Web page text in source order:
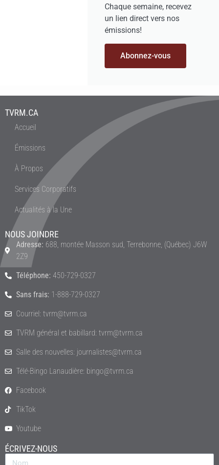
Chaque semaine, recevez
un lien direct vers nos
émissions!
Abonnez-vous
TVRM.CA
Accueil
Émissions
À Propos
Services Corporatifs
Actualités à la Une
NOUS JOINDRE
Adresse: 688, montée Masson sud, Terrebonne, (Québec) J6W
2Z9
Téléphone: 450-729-0327
Sans frais: 1-888-729-0327
Courriel: tvrm@tvrm.ca
TVRM général et babillard: tvrm@tvrm.ca
Salle des nouvelles: journalistes@tvrm.ca
Télé-Bingo Lanaudière: bingo@tvrm.ca
Facebook
TikTok
Youtube
ÉCRIVEZ-NOUS